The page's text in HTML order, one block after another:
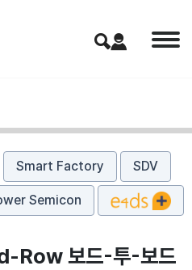
Smart Factory SDV
Semicon
Row 보드-투-보드